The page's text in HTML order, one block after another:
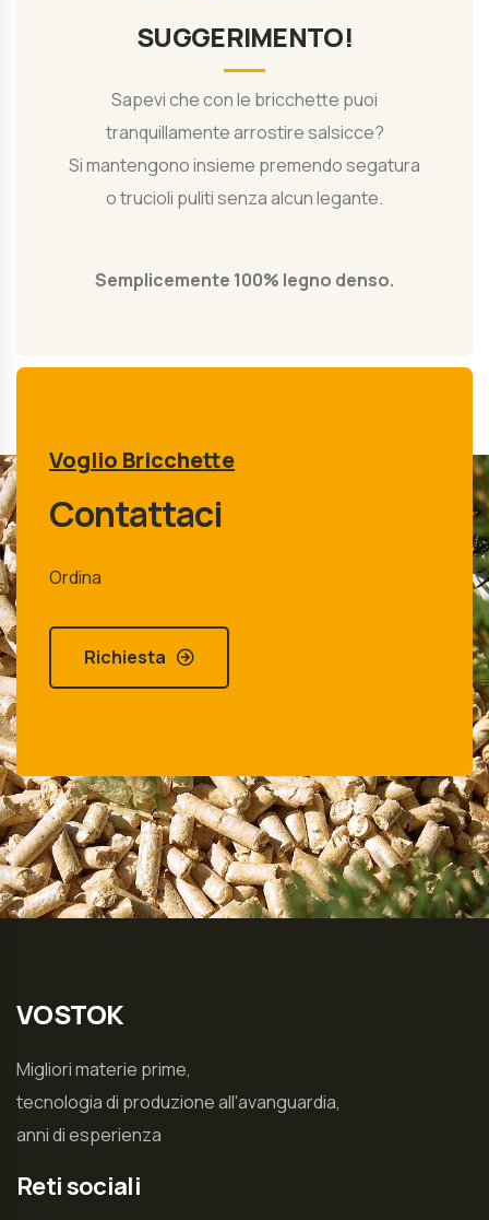
SUGGERIMENTO!
Sapevi che con le bricchette puoi
tranquillamente arrostire salsicce?
Si mantengono insieme premendo segatura
o trucioli puliti senza alcun legante.
Semplicemente 100% legno denso.
Voglio Bricchette
Contattaci
Ordina
Richiesta
VOSTOK
Migliori materie prime,
tecnologia di produzione all'avanguardia,
anni di esperienza
Reti sociali